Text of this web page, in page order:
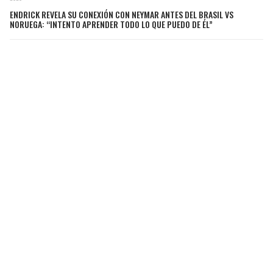
ENDRICK REVELA SU CONEXIÓN CON NEYMAR ANTES DEL BRASIL VS
NORUEGA: “INTENTO APRENDER TODO LO QUE PUEDO DE ÉL”